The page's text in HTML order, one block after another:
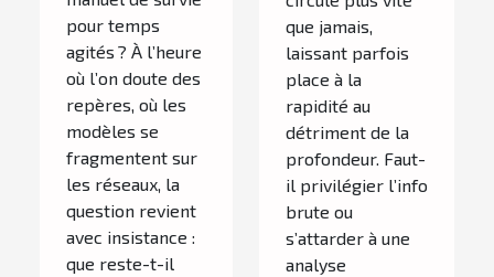
pour temps
agités ? À l’heure
où l’on doute des
repères, où les
modèles se
fragmentent sur
les réseaux, la
question revient
avec insistance :
que reste-t-il
que jamais,
laissant parfois
place à la
rapidité au
détriment de la
profondeur. Faut-
il privilégier l’info
brute ou
s’attarder à une
analyse